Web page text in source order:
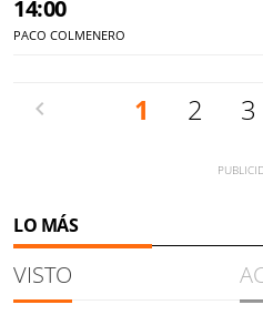
14:00
PACO COLMENERO
1 2 3
LO MÁS
VISTO